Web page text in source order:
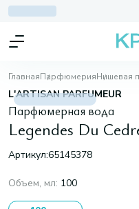
ГлавнаяПарфюмерияНишевая
L'ARTISAN PARFUMEUR
Парфюмерная вода
Legendes Du
Артикул:65145378
Объем, мл: 100